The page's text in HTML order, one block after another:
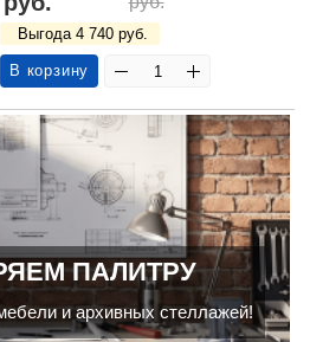
Выгода 4 740 руб.
В корзину
ПАЛИТРУ
и архивных стеллажей!